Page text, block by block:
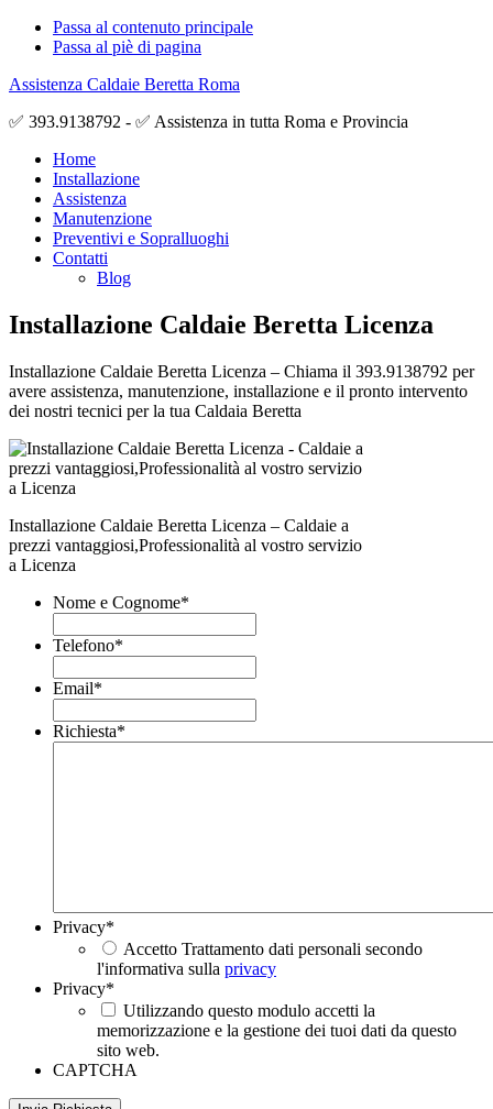
Passa al contenuto principale
Passa al piè di pagina
Assistenza Caldaie Beretta Roma
✅ 393.9138792 - ✅ Assistenza in tutta Roma e Provincia
Home
Installazione
Assistenza
Manutenzione
Preventivi e Sopralluoghi
Contatti
Blog
Installazione Caldaie Beretta Licenza
Installazione Caldaie Beretta Licenza – Chiama il 393.9138792 per
avere assistenza, manutenzione, installazione e il pronto intervento
dei nostri tecnici per la tua Caldaia Beretta
Installazione Caldaie Beretta Licenza – Caldaie a
prezzi vantaggiosi,Professionalità al vostro servizio
a Licenza
Nome e Cognome*
Telefono*
Email*
Richiesta*
Privacy*
Accetto Trattamento dati personali secondo
l'informativa sulla privacy
Privacy*
Utilizzando questo modulo accetti la
memorizzazione e la gestione dei tuoi dati da questo
sito web.
CAPTCHA